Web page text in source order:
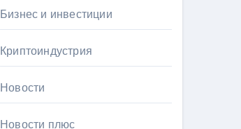
Бизнес и инвестиции
Криптоиндустрия
Новости
Новости плюс